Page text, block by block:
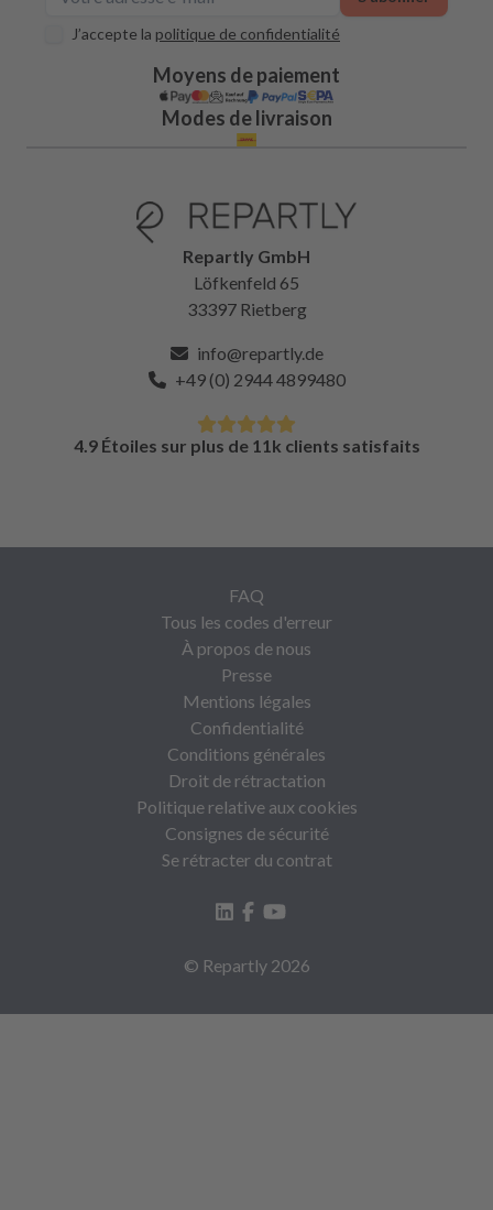
J’accepte la politique de confidentialité
Moyens de paiement
Modes de livraison
Repartly GmbH
Löfkenfeld 65
33397 Rietberg
info@repartly.de
+49 (0) 2944 4899480
4.9 Étoiles sur plus de 11k clients satisfaits
FAQ
Tous les codes d'erreur
À propos de nous
Presse
Mentions légales
Confidentialité
Conditions générales
Droit de rétractation
Politique relative aux cookies
Consignes de sécurité
Se rétracter du contrat
© Repartly 2026